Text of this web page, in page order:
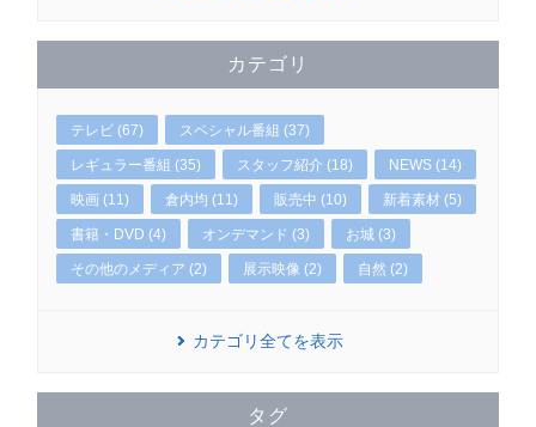
カテゴリ
テレビ (67) スペシャル番組 (37)
レギュラー番組 (35) スタッフ紹介 (18) NEWS (14)
映画 (11) 倉内均 (11) 販売中 (10) 新着素材 (5)
書籍・DVD (4) オンデマンド (3) お城 (3)
その他のメディア (2) 展示映像 (2) 自然 (2)
カテゴリ全てを表示
タグ